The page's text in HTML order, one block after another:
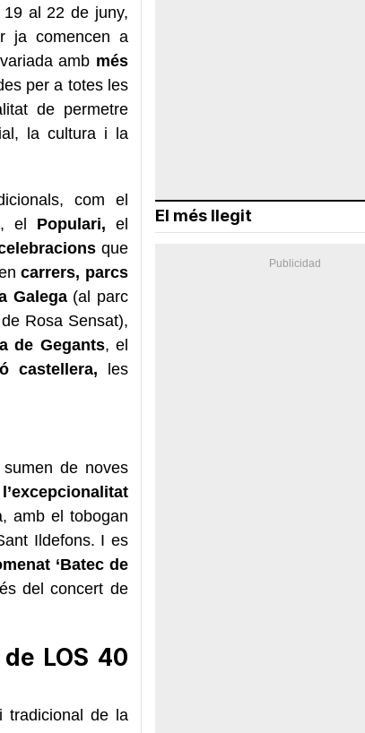
al 22 de juny,
ja comencen a
amb més
per a totes les
de permetre
la cultura i la
com el
el Populari, el
que
carrers, parcs
Galega(al parc
Rosa Sensat),
de Gegants, el
castellera, les
sumen de noves
l’excepcionalitat
amb el tobogan
Ildefons. I es
‘Batec de
del concert de
LOS 40
tradicional de la
El més llegit